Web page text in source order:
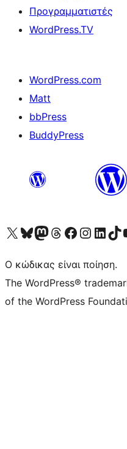
Προγραμματιστές
WordPress.TV
WordPress.com
Matt
bbPress
BuddyPress
Visit our X (formerly Twitter) account
Visit our Bluesky account
Επισκεφθείτε τον λογαριασμό μας στο Mastodon
Visit our Threads account
Επισκεφτείτε τη σελίδα μας στο
Επισκεφθείτε τον
Επισκεφθείτε τονVisit our
Ο κώδικας είναι ποίηση.
The WordPress®
of the WordPress